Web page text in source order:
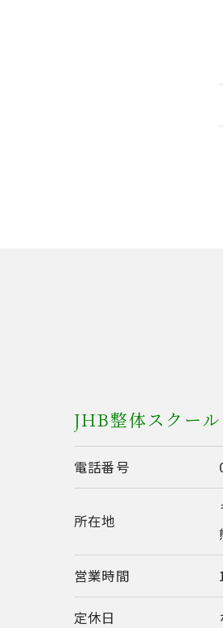
JHB整体スクール
電話番号
所在地
営業時間
定休日